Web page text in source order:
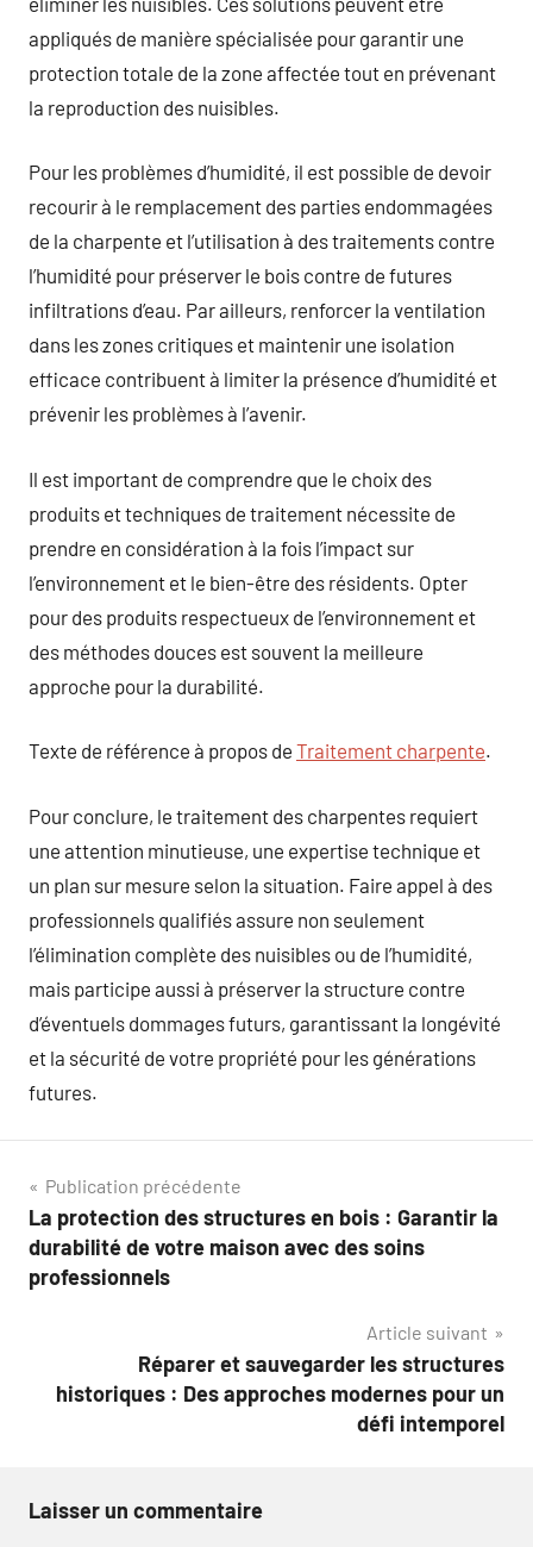
appliqués de manière spécialisée pour garantir une
protection totale de la zone affectée tout en prévenant
la reproduction des nuisibles.
Pour les problèmes d’humidité, il est possible de devoir
recourir à le remplacement des parties endommagées
de la charpente et l’utilisation à des traitements contre
l’humidité pour préserver le bois contre de futures
infiltrations d’eau. Par ailleurs, renforcer la ventilation
dans les zones critiques et maintenir une isolation
efficace contribuent à limiter la présence d’humidité et
prévenir les problèmes à l’avenir.
Il est important de comprendre que le choix des
produits et techniques de traitement nécessite de
prendre en considération à la fois l’impact sur
l’environnement et le bien-être des résidents. Opter
pour des produits respectueux de l’environnement et
des méthodes douces est souvent la meilleure
approche pour la durabilité.
Texte de référence à propos de Traitement charpente.
Pour conclure, le traitement des charpentes requiert
une attention minutieuse, une expertise technique et
un plan sur mesure selon la situation. Faire appel à des
professionnels qualifiés assure non seulement
l’élimination complète des nuisibles ou de l’humidité,
mais participe aussi à préserver la structure contre
d’éventuels dommages futurs, garantissant la longévité
et la sécurité de votre propriété pour les générations
futures.
Navigation
de
l’article
Publication précédente
La protection des structures en bois : Garantir la
durabilité de votre maison avec des soins
professionnels
Article suivant
Réparer et sauvegarder les structures
historiques : Des approches modernes pour un
défi intemporel
Laisser un commentaire